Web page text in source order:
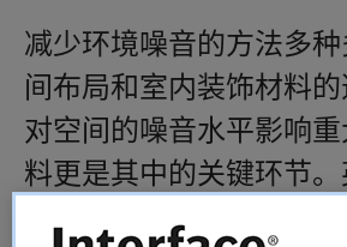
减少环境噪音的方法多
间布局和室内装饰材料
对空间的噪音水平影响
料更是其中的关键环节
样化的地面解决方案，帮